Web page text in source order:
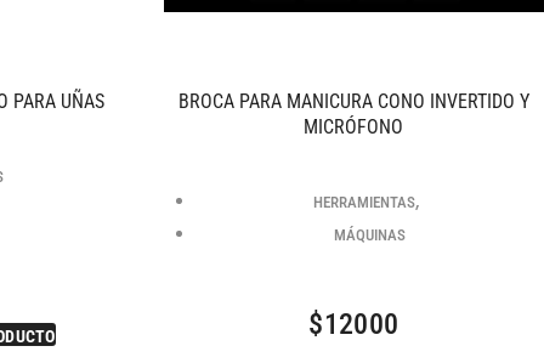
PARA UÑAS
BROCA PARA MANICURA CONO INVERTIDO Y
MICRÓFONO
HERRAMIENTAS,
MÁQUINAS
$12000